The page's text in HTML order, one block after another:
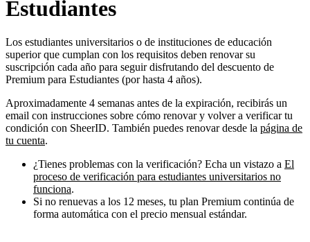
Estudiantes
Los estudiantes universitarios o de instituciones de educación
superior que cumplan con los requisitos deben renovar su
suscripción cada año para seguir disfrutando del descuento de
Premium para Estudiantes (por hasta 4 años).
Aproximadamente 4 semanas antes de la expiración, recibirás un
email con instrucciones sobre cómo renovar y volver a verificar tu
condición con SheerID. También puedes renovar desde la página de
tu cuenta.
¿Tienes problemas con la verificación? Echa un vistazo a El
proceso de verificación para estudiantes universitarios no
funciona.
Si no renuevas a los 12 meses, tu plan Premium continúa de
forma automática con el precio mensual estándar.